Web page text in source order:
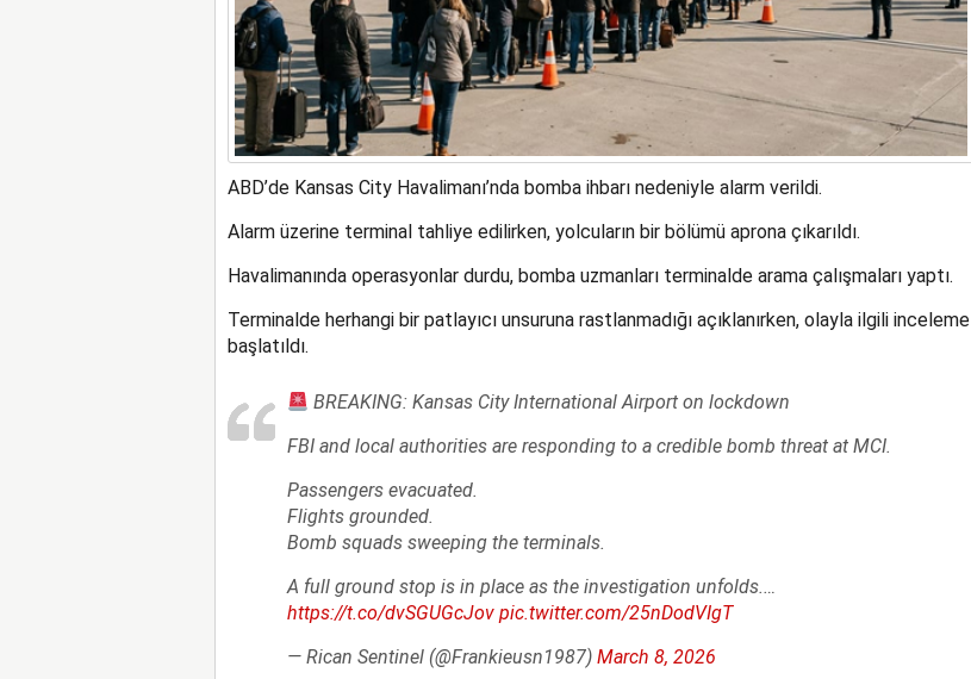
ABD’de Kansas City Havalimanı’nda bomba ihbarı nedeniyle alarm verildi.
Alarm üzerine terminal tahliye edilirken, yolcuların bir bölümü aprona çıkarıldı.
Havalimanında operasyonlar durdu, bomba uzmanları terminalde arama çalışmaları yaptı.
Terminalde herhangi bir patlayıcı unsuruna rastlanmadığı açıklanırken, olayla ilgili inceleme
başlatıldı.
BREAKING: Kansas City International Airport on lockdown
FBI and local authorities are responding to a credible bomb threat at MCI.
Passengers evacuated.
Flights grounded.
Bomb squads sweeping the terminals.
A full ground stop is in place as the investigation unfolds.…
https://t.co/dvSGUGcJov pic.twitter.com/25nDodVIgT
— Rican Sentinel (@Frankieusn1987) March 8, 2026